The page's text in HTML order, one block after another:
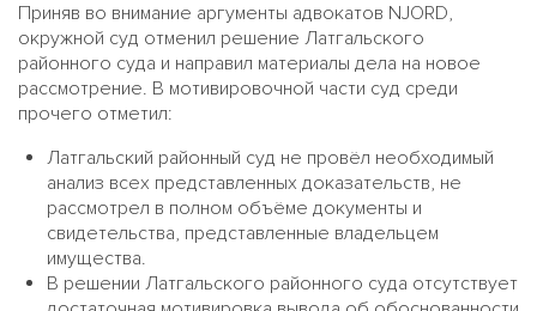
Приняв во внимание аргументы адвокатов NJORD,
окружной суд отменил решение Латгальского
районного суда и направил материалы дела на новое
рассмотрение. В мотивировочной части суд среди
прочего отметил:
Латгальский районный суд не провёл необходимый
анализ всех представленных доказательств, не
рассмотрел в полном объёме документы и
свидетельства, представленные владельцем
имущества.
В решении Латгальского районного суда отсутствует